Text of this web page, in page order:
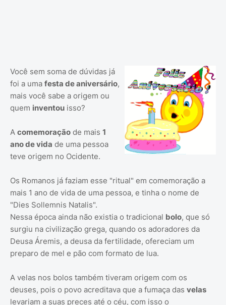
Você sem soma de dúvidas já
foi a uma festa de aniversário,
mais você sabe a origem ou
quem inventou isso?
A comemoração de mais 1
ano de vida de uma pessoa
teve origem no Ocidente.
Os Romanos já faziam esse "ritual" em comemoração a
mais 1 ano de vida de uma pessoa, e tinha o nome de
"Dies Sollemnis Natalis".
Nessa época ainda não existia o tradicional bolo, que só
surgiu na civilização grega, quando os adoradores da
Deusa Áremis, a deusa da fertilidade, ofereciam um
preparo de mel e pão com formato de lua.
A velas nos bolos também tiveram origem com os
deuses, pois o povo acreditava que a fumaça das velas
levariam a suas preces até o céu, com isso o